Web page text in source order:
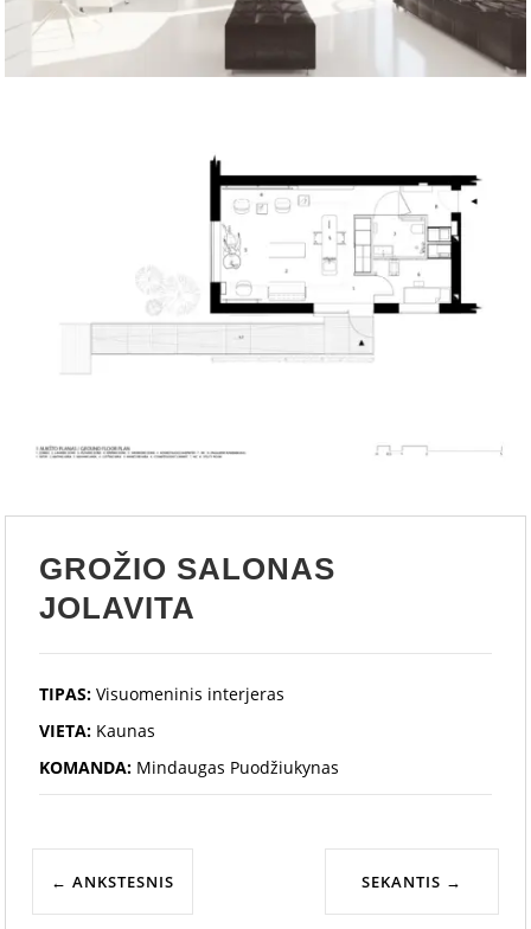
GROŽIO SALONAS
JOLAVITA
TIPAS:Visuomeninis interjeras
VIETA: Kaunas
KOMANDA: Mindaugas Puodžiukynas
← ANKSTESNIS SEKANTIS →